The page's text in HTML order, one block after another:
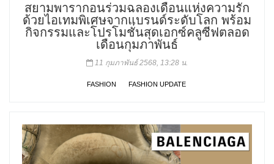
สยามพารากอนร่วมฉลองเดือนแห่งความรัก
ด้วยไอเทมพิเศษจากแบรนด์ระดับโลก พร้อม
กิจกรรมและโปรโมชั่นสุดเอกซ์คลูซีฟตลอด
เดือนกุมภาพันธ์
11 กุมภาพันธ์ 2568, 13:28 น.
FASHION FASHION UPDATE